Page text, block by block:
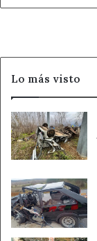
Marca
Lo más visto